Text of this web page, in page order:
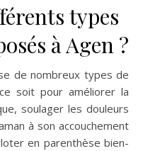
types
à Agen ?
de nombreux types de
soit pour améliorer la
soulager les douleurs
à son accouchement
en parenthèse bien-